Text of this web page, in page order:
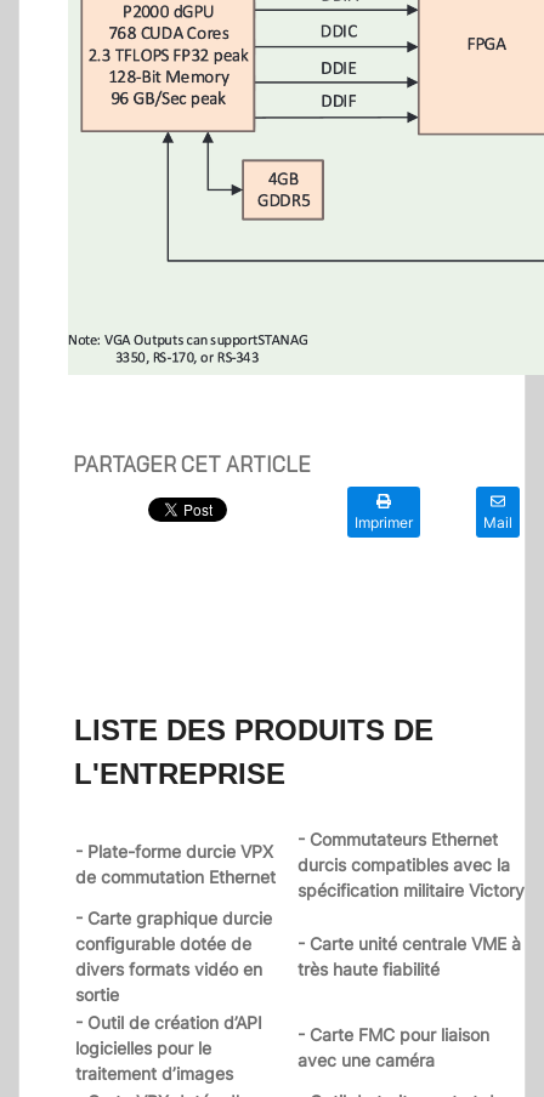
PARTAGER CET ARTICLE
Imprimer Mail
LISTE DES PRODUITS DE
L'ENTREPRISE
- Plate-forme durcie VPX
de commutation Ethernet
- Commutateurs Ethernet
durcis compatibles avec la
spécification militaire Victory
- Carte graphique durcie
configurable dotée de
divers formats vidéo en
sortie
- Carte unité centrale VME à
très haute fiabilité
- Outil de création d’API
logicielles pour le
traitement d’images
- Carte FMC pour liaison
avec une caméra